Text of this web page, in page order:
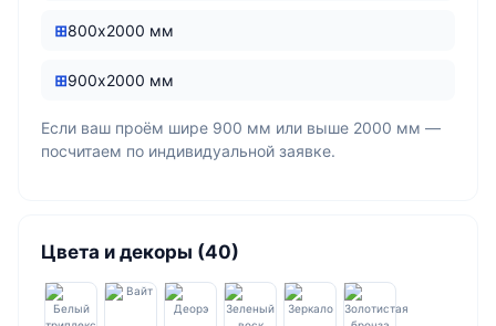
800х2000 мм
900х2000 мм
Если ваш проём шире 900 мм или выше 2000 мм —
посчитаем по индивидуальной заявке.
Цвета и декоры (40)